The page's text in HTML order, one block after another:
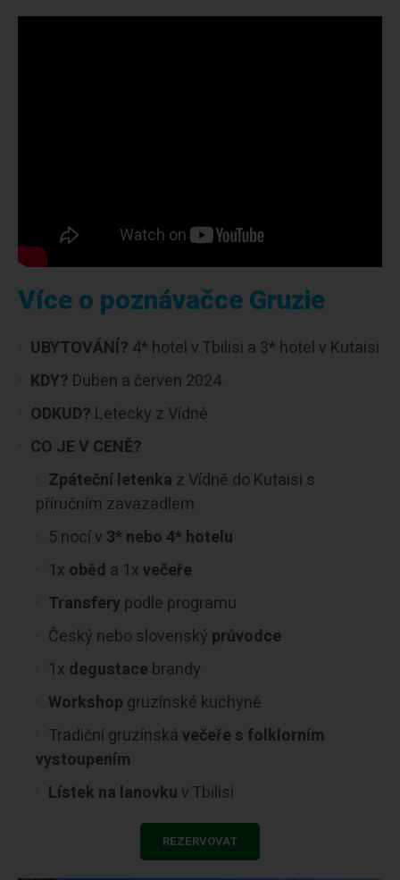
Více o poznávačce Gruzie
UBYTOVÁNÍ? 4* hotel v Tbilisi a 3* hotel v Kutaisi
KDY? Duben a červen 2024
ODKUD? Letecky z Vídně
CO JE V CENĚ?
Zpáteční letenka z Vídně do Kutaisi s
příručním zavazadlem
5 nocí v 3* nebo 4* hotelu
1x oběd a 1xvečeře
Transferypodle programu
Český nebo slovenský průvodce
1x degustace brandy
Workshop gruzínské kuchyně
Tradiční gruzínskávečeře s folklorním
vystoupením
Lístek na lanovku v Tbilisi
REZERVOVAT